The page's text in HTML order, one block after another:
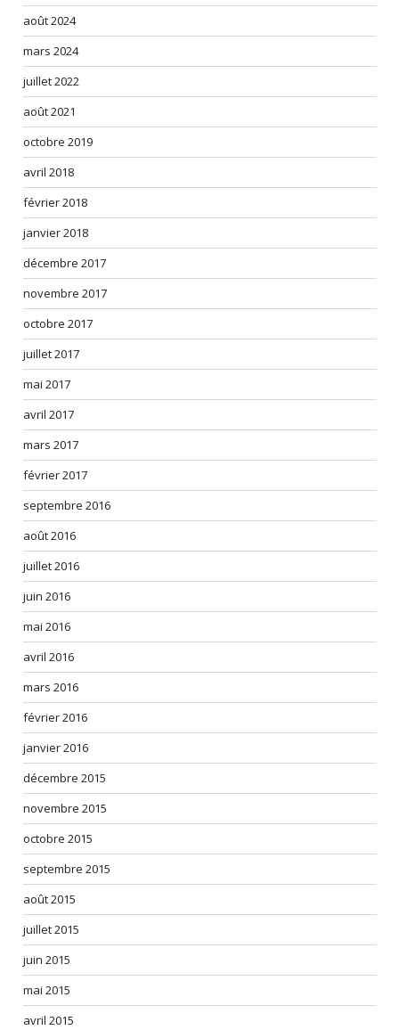
août 2024
mars 2024
juillet 2022
août 2021
octobre 2019
avril 2018
février 2018
janvier 2018
décembre 2017
novembre 2017
octobre 2017
juillet 2017
mai 2017
avril 2017
mars 2017
février 2017
septembre 2016
août 2016
juillet 2016
juin 2016
mai 2016
avril 2016
mars 2016
février 2016
janvier 2016
décembre 2015
novembre 2015
octobre 2015
septembre 2015
août 2015
juillet 2015
juin 2015
mai 2015
avril 2015